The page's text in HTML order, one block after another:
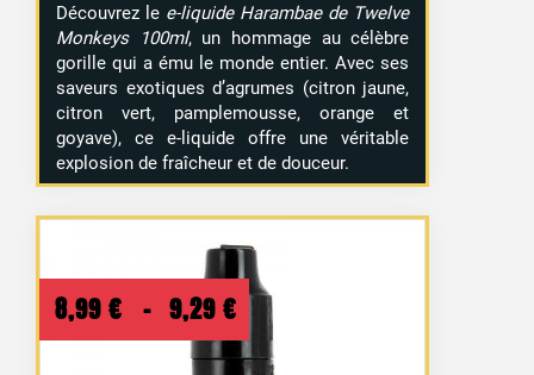
Découvrez le e-liquide Harambae de Twelve
Monkeys 100ml, un hommage au célèbre
gorille qui a ému le monde entier. Avec ses
saveurs exotiques d’agrumes (citron jaune,
citron vert, pamplemousse, orange et
goyave), ce e-liquide offre une véritable
explosion de fraîcheur et de douceur.
8,99 € – 9,29 € Plage
de